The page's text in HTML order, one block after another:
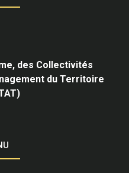
des Collectivités
du Territoire